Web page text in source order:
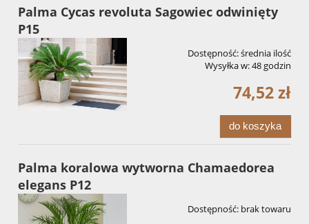
Palma Cycas revoluta Sagowiec odwinięty
P15
Dostępność:średnia ilość
Wysyłka w:48 godzin
74,52 zł
do koszyka
Palma koralowa wytworna Chamaedorea
elegans P12
Dostępność: brak towaru